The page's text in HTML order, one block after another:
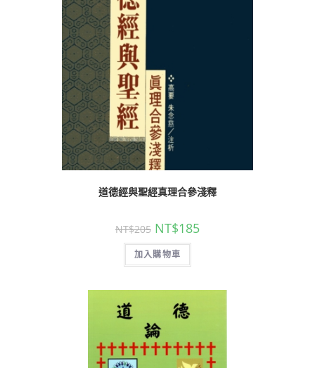
道德經與聖經真理合參淺釋
NT$205 NT$185
加入購物車